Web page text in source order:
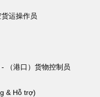
运操作员
（港口）货物控制员
& Hỗ trợ)